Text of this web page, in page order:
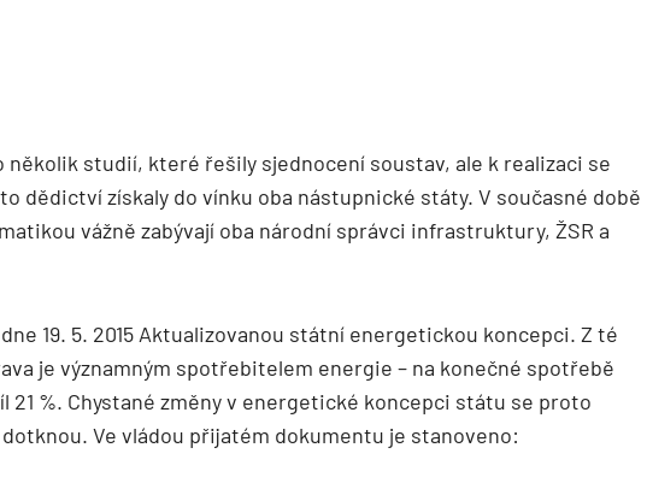
několik studií, které řešily sjednocení soustav, ale k realizaci se
dědictví získaly do vínku oba nástupnické státy. V současné době
vážně zabývají oba národní správci infrastruktury, ŽSR a
19. 5. 2015 Aktualizovanou státní energetickou koncepci. Z té
je významným spotřebitelem energie – na konečné spotřebě
21 %. Chystané změny v energetické koncepci státu se proto
Ve vládou přijatém dokumentu je stanoveno: